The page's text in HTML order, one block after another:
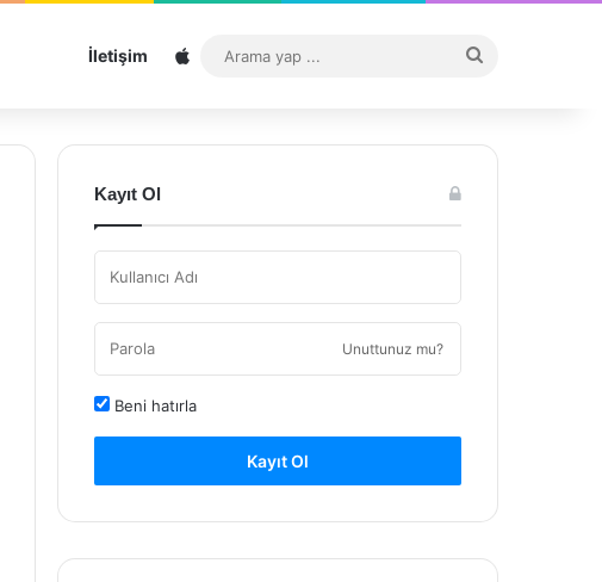
İletişim Sitemap
...
Kayıt Ol
Unuttunuz mu?
Beni hatırla
Kayıt Ol